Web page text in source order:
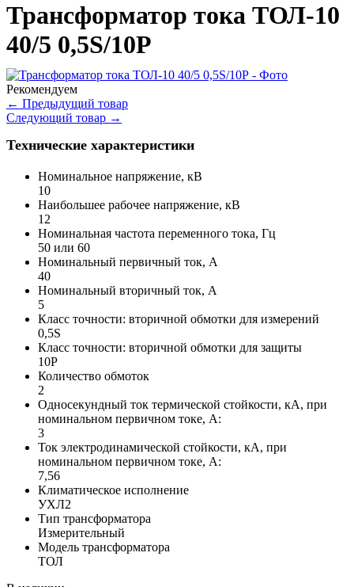
Трансформатор тока ТОЛ-10
40/5 0,5S/10Р
Рекомендуем
← Предыдущий товар
Следующий товар →
Технические характеристики
Номинальное напряжение, кВ
10
Наибольшее рабочее напряжение, кВ
12
Номинальная частота переменного тока, Гц
50 или 60
Номинальный первичный ток, А
40
Номинальный вторичный ток, А
5
Класс точности: вторичной обмотки для измерений
0,5S
Класс точности: вторичной обмотки для защиты
10P
Количество обмоток
2
Односекундный ток термической стойкости, кА, при
номинальном первичном токе, А:
3
Ток электродинамической стойкости, кА, при
номинальном первичном токе, А:
7,56
Климатическое исполнение
УХЛ2
Тип трансформатора
Измерительный
Модель трансформатора
ТОЛ